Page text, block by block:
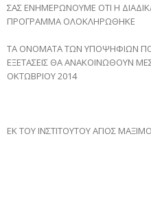
ΣΑΣ ΕΝΗΜΕΡΩΝΟΥΜΕ ΟΤΙ Η
ΠΡΟΓΡΑΜΜΑ ΟΛΟΚΛΗΡΩΘΗΚΕ
ΤΑ ΟΝΟΜΑΤΑ ΤΩΝ ΥΠΟΨΗΦΙΩΝ
ΕΞΕΤΑΣΕΙΣ ΘΑ ΑΝΑΚΟΙΝΩΘΟΥΝ
ΟΚΤΩΒΡΙΟΥ 2014
ΕΚ ΤΟΥ ΙΝΣΤΙΤΟΥΤΟΥ ΑΓΙΟΣ